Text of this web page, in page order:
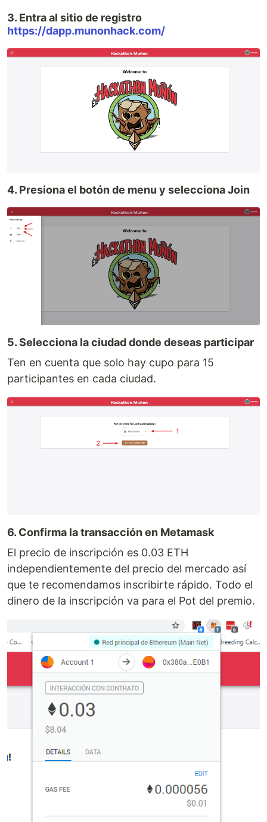
3. Entra al sitio de registro
https://dapp.munonhack.com/
4. Presiona el botón de menu y selecciona Join
5. Selecciona la ciudad donde deseas participar
Ten en cuenta que solo hay cupo para 15
participantes en cada ciudad.
6. Confirma la transacción en Metamask
El precio de inscripción es 0.03 ETH
independientemente del precio del mercado así
que te recomendamos inscribirte rápido. Todo el
dinero de la inscripción va para el Pot del premio.